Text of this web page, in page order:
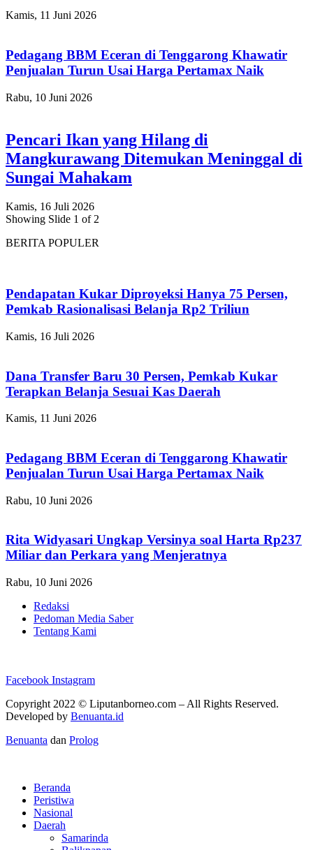
Kamis, 11 Juni 2026
Pedagang BBM Eceran di Tenggarong Khawatir
Penjualan Turun Usai Harga Pertamax Naik
Rabu, 10 Juni 2026
Pencari Ikan yang Hilang di
Mangkurawang Ditemukan Meninggal di
Sungai Mahakam
Kamis, 16 Juli 2026
Showing Slide 1 of 2
BERITA POPULER
Pendapatan Kukar Diproyeksi Hanya 75 Persen,
Pemkab Rasionalisasi Belanja Rp2 Triliun
Kamis, 16 Juli 2026
Dana Transfer Baru 30 Persen, Pemkab Kukar
Terapkan Belanja Sesuai Kas Daerah
Kamis, 11 Juni 2026
Pedagang BBM Eceran di Tenggarong Khawatir
Penjualan Turun Usai Harga Pertamax Naik
Rabu, 10 Juni 2026
Rita Widyasari Ungkap Versinya soal Harta Rp237
Miliar dan Perkara yang Menjeratnya
Rabu, 10 Juni 2026
Redaksi
Pedoman Media Saber
Tentang Kami
Facebook Instagram
Copyright 2022 © Liputanborneo.com – All Rights Reserved.
Developed by Benuanta.id
Benuanta dan Prolog
Beranda
Peristiwa
Nasional
Daerah
Samarinda